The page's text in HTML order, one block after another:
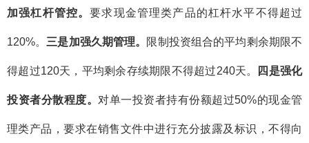
加强杠杆管控。要求现金管理类产品的杠杆水平不得超过
120%。 三是加强久期管理。 限制投资组合的平均剩余期限不
得超过120天，平均剩余存续期限不得超过240天。 四是强化
投资者分散程度。 对单一投资者持有份额超过50%的现金管
理类产品，要求在销售文件中进行充分披露及标识，不得向